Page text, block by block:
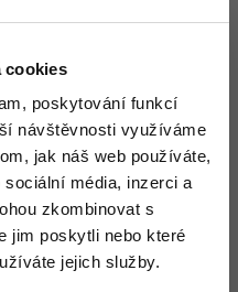
cookies
poskytování funkcí
návštěvnosti využíváme
jak náš web používáte,
média, inzerci a
zkombinovat s
jim poskytli nebo které
jejich služby.
co to je, takže se o to ani nemůžu
odemně nedělá chyby.
a vymyslet nějaký algoritmus
toto), ale na základě vstupního
algoritmus v RAMce vytvoří a